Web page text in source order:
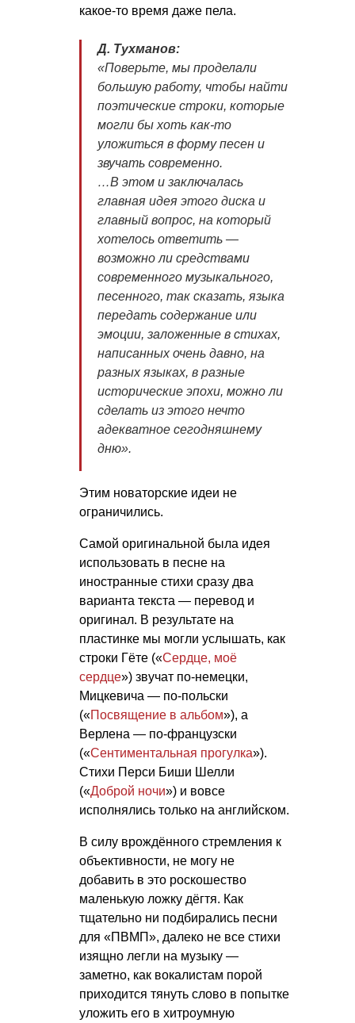
какое-то время даже пела.
Д. Тухманов:
«Поверьте, мы проделали
большую работу, чтобы найти
поэтические строки, которые
могли бы хоть как-то
уложиться в форму песен и
звучать современно.
…В этом и заключалась
главная идея этого диска и
главный вопрос, на который
хотелось ответить —
возможно ли средствами
современного музыкального,
песенного, так сказать, языка
передать содержание или
эмоции, заложенные в стихах,
написанных очень давно, на
разных языках, в разные
исторические эпохи, можно ли
сделать из этого нечто
адекватное сегодняшнему
дню».
Этим новаторские идеи не
ограничились.
Самой оригинальной была идея
использовать в песне на
иностранные стихи сразу два
варианта текста — перевод и
оригинал. В результате на
пластинке мы могли услышать, как
строки Гёте («Сердце, моё
сердце») звучат по-немецки,
Мицкевича — по-польски
(«Посвящение в альбом»), а
Верлена — по-французски
(«Сентиментальная прогулка»).
Стихи Перси Биши Шелли
(«Доброй ночи») и вовсе
исполнялись только на английском.
В силу врождённого стремления к
объективности, не могу не
добавить в это роскошество
маленькую ложку дёгтя. Как
тщательно ни подбирались песни
для «ПВМП», далеко не все стихи
изящно легли на музыку —
заметно, как вокалистам порой
приходится тянуть слово в попытке
уложить его в хитроумную